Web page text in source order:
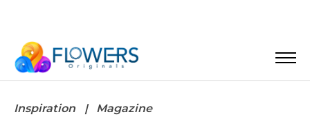
Inspiration Magazine